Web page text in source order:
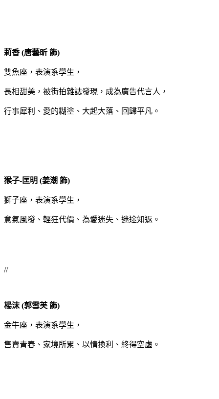
莉香 (唐藝昕 飾)
雙魚座，表演系學生，
長相甜美，被街拍雜誌發現，成為廣告代言人，
行事犀利、愛的糊塗、大起大落、回歸平凡。
猴子-匡明 (姜潮 飾)
獅子座，表演系學生，
意氣風發、輕狂代價、為愛迷失、迷途知返。
//
楊沫 (郭雪芙 飾)
金牛座，表演系學生，
售賣青春、家境所累、以情換利、終得空虛。